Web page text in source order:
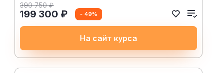
390 750 ₽
199 300 ₽ - 49%
На сайт курса